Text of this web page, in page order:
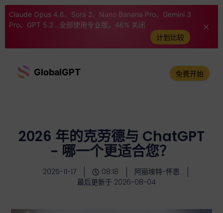
Claude Opus 4.6、Sora 2、Nano Banana Pro、Gemini 3
Pro、GPT 5.2...全部使用专业版。46% 关闭
计划比较
GlobalGPT 免费开始
2026 年的克劳德与 ChatGPT
- 哪一个更适合您？
2025-11-17 08:18
阿丽埃特-怀恩
最后更新于 2026-08-04